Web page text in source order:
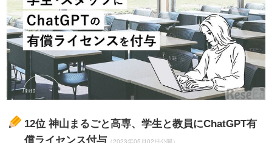
12位 神山まるごと高専、学生と教員にChatGPT有
償ライセンス付与 （2023年05月02日公開）